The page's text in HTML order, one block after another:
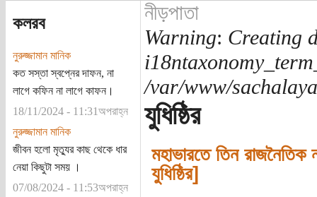
কলরব
নুরুজ্জামান মানিক
কত সস্তা স্বপ্নের দাফন, না
লাগে কফিন না লাগে কাফন।
18/11/2024 - 11:31অপরাহ্ন
নুরুজ্জামান মানিক
জীবন হলো মৃত্যুর কাছ থেকে ধার
নেয়া কিছুটা সময় ।
07/08/2024 - 11:53অপরাহ্ন
নীড়পাতা
Warning: Creating
/var/www/
যুধিষ্ঠির
মহাভারতে তিন
যুধিষ্ঠির]